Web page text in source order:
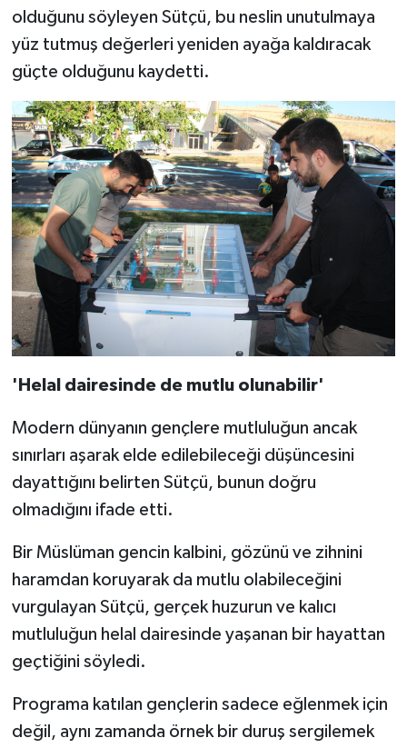
olduğunu söyleyen Sütçü, bu neslin unutulmaya
yüz tutmuş değerleri yeniden ayağa kaldıracak
güçte olduğunu kaydetti.
'Helal dairesinde de mutlu olunabilir'
Modern dünyanın gençlere mutluluğun ancak
sınırları aşarak elde edilebileceği düşüncesini
dayattığını belirten Sütçü, bunun doğru
olmadığını ifade etti.
Bir Müslüman gencin kalbini, gözünü ve zihnini
haramdan koruyarak da mutlu olabileceğini
vurgulayan Sütçü, gerçek huzurun ve kalıcı
mutluluğun helal dairesinde yaşanan bir hayattan
geçtiğini söyledi.
Programa katılan gençlerin sadece eğlenmek için
değil, aynı zamanda örnek bir duruş sergilemek